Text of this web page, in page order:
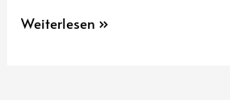
Weiterlesen »